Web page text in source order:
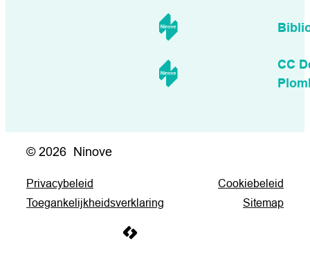
CC
© 2026 Ninove
Privacybeleid
Cookiebeleid
Toegankelijkheidsverklaring
Sitemap